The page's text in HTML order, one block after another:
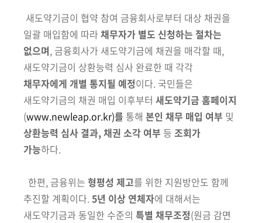
새도약기금이 협약 참여 금융회사로부터 대상 채권을
일괄 매입함에 따라 채무자가 별도 신청하는 절차는
없으며, 금융회사가 새도약기금에 채권을 매각할 때,
새도약기금이 상환능력 심사 완료한 때 각각
채무자에게 개별 통지될 예정이다. 국민들은
새도약기금의 채권 매입 이후부터 새도약기금 홈페이지
(www.newleap.or.kr)를 통해 본인 채무 매입 여부 및
상환능력 심사 결과, 채권 소각 여부 등 조회가
가능하다.
한편, 금융위는 형평성 제고를 위한 지원방안도 함께
추진할 계획이다. 5년 이상 연체자에 대해서는
새도약기금과 동일한 수준의 특별 채무조정(원금 감면